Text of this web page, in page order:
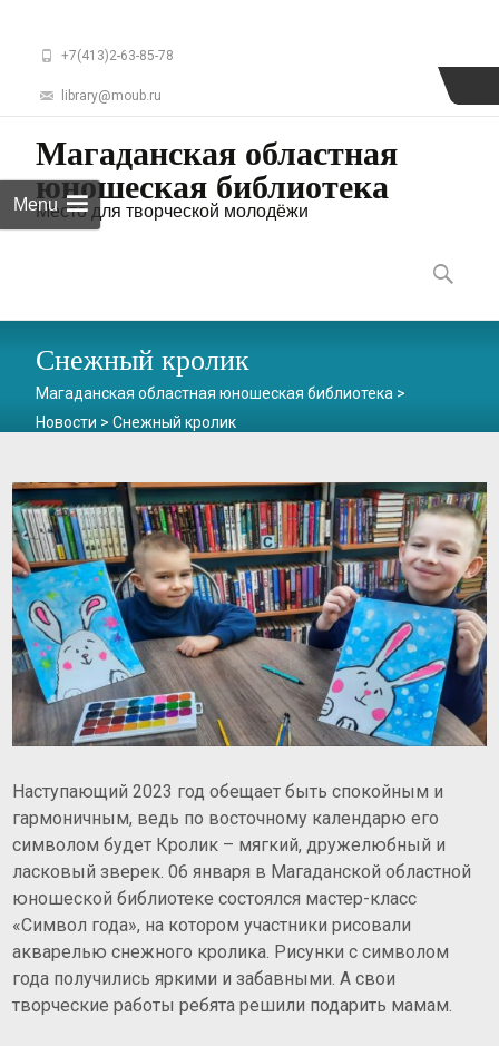
+7(413)2-63-85-78
library@moub.ru
Магаданская областная
юношеская библиотека
Место для творческой молодёжи
Menu
to
content
Найти:
Снежный кролик
Магаданская областная юношеская библиотека >
Новости > Снежный кролик
Наступающий 2023 год обещает быть спокойным и
гармоничным, ведь по восточному календарю его
символом будет Кролик – мягкий, дружелюбный и
ласковый зверек.06 января в Магаданской областной
юношеской библиотеке состоялся мастер-класс
«Символ года», на котором участники рисовали
акварелью снежного кролика. Рисунки с символом
года получились яркими и забавными. А свои
творческие работы ребята решили подарить мамам.